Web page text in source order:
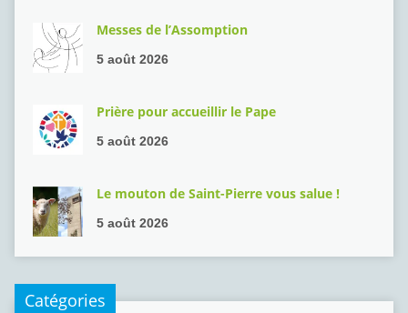
Messes de l’Assomption
5 août 2026
Prière pour accueillir le Pape
5 août 2026
Le mouton de Saint-Pierre vous salue !
5 août 2026
Catégories